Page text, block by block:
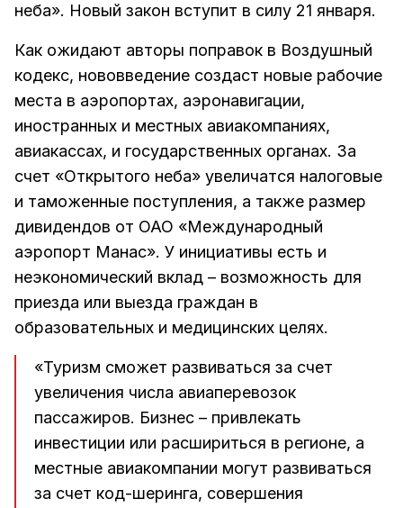
неба». Новый закон вступит в силу 21 января.
Как ожидают авторы поправок в Воздушный
кодекс, нововведение создаст новые рабочие
места в аэропортах, аэронавигации,
иностранных и местных авиакомпаниях,
авиакассах, и государственных органах. За
счет «Открытого неба» увеличатся налоговые
и таможенные поступления, а также размер
дивидендов от ОАО «Международный
аэропорт Манас». У инициативы есть и
неэкономический вклад – возможность для
приезда или выезда граждан в
образовательных и медицинских целях.
«Туризм сможет развиваться за счет
увеличения числа авиаперевозок
пассажиров. Бизнес – привлекать
инвестиции или расшириться в регионе, а
местные авиакомпании могут развиваться
за счет код-шеринга, совершения